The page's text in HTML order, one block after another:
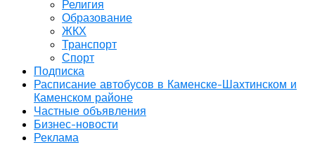
Религия
Образование
ЖКХ
Транспорт
Спорт
Подписка
Расписание автобусов в Каменске-Шахтинском и
Каменском районе
Частные объявления
Бизнес-новости
Реклама